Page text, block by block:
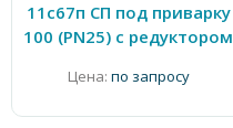
11с67п СП под приварку
100 (PN25) с редуктором
Цена: по запросу